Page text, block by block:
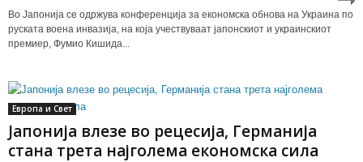
Во Јапонија се одржува конференција за економска обнова на Украина по
руската воена инвазија, на која учествуваат јапонскиот и украинскиот
премиер, Фумио Кишида...
Европа и Свет
Јапонија влезе во рецесија, Германија
стана трета најголема економска сила